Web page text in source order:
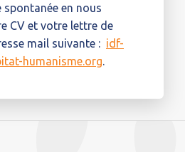
en nous
CV et votre lettre de
mail suivante : idf-
humanisme.org.